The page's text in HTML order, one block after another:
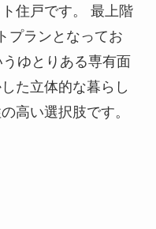
住戸です。 最上階
プランとなってお
ゆとりある専有面
た立体的な暮らし
高い選択肢です。